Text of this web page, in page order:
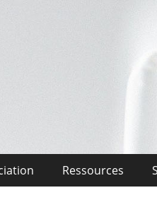
Privé
Ressources